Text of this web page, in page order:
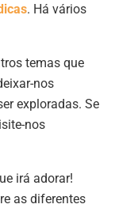
. Há vários
temas que
nos
exploradas. Se
nos
irá adorar!
as diferentes